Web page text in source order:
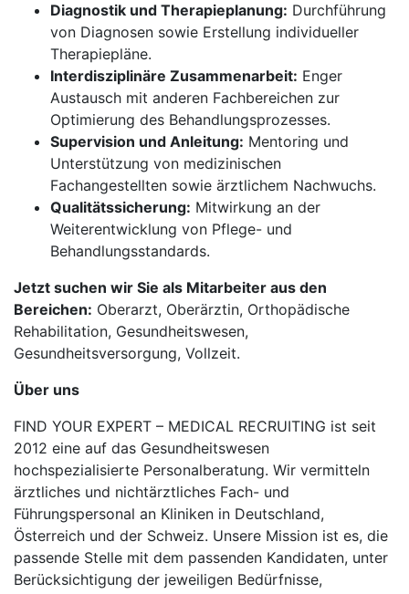
Diagnostik und Therapieplanung: Durchführung
von Diagnosen sowie Erstellung individueller
Therapiepläne.
Interdisziplinäre Zusammenarbeit: Enger
Austausch mit anderen Fachbereichen zur
Optimierung des Behandlungsprozesses.
Supervision und Anleitung: Mentoring und
Unterstützung von medizinischen
Fachangestellten sowie ärztlichem Nachwuchs.
Qualitätssicherung: Mitwirkung an der
Weiterentwicklung von Pflege- und
Behandlungsstandards.
Jetzt suchen wir Sie als Mitarbeiter aus den
Bereichen: Oberarzt, Oberärztin, Orthopädische
Rehabilitation, Gesundheitswesen,
Gesundheitsversorgung, Vollzeit.
Über uns
FIND YOUR EXPERT – MEDICAL RECRUITING ist seit
2012 eine auf das Gesundheitswesen
hochspezialisierte Personalberatung. Wir vermitteln
ärztliches und nichtärztliches Fach- und
Führungspersonal an Kliniken in Deutschland,
Österreich und der Schweiz. Unsere Mission ist es, die
passende Stelle mit dem passenden Kandidaten, unter
Berücksichtigung der jeweiligen Bedürfnisse,